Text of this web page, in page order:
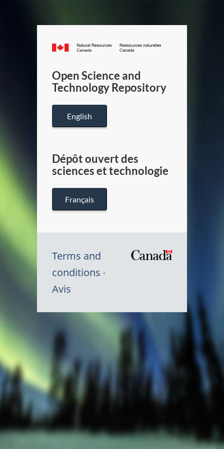
Canada.ca
/
Canada
Open Science and
Technology Repository
English
Dépôt ouvert des
sciences et technologie
Français
Terms and
conditions
Avis
Canada